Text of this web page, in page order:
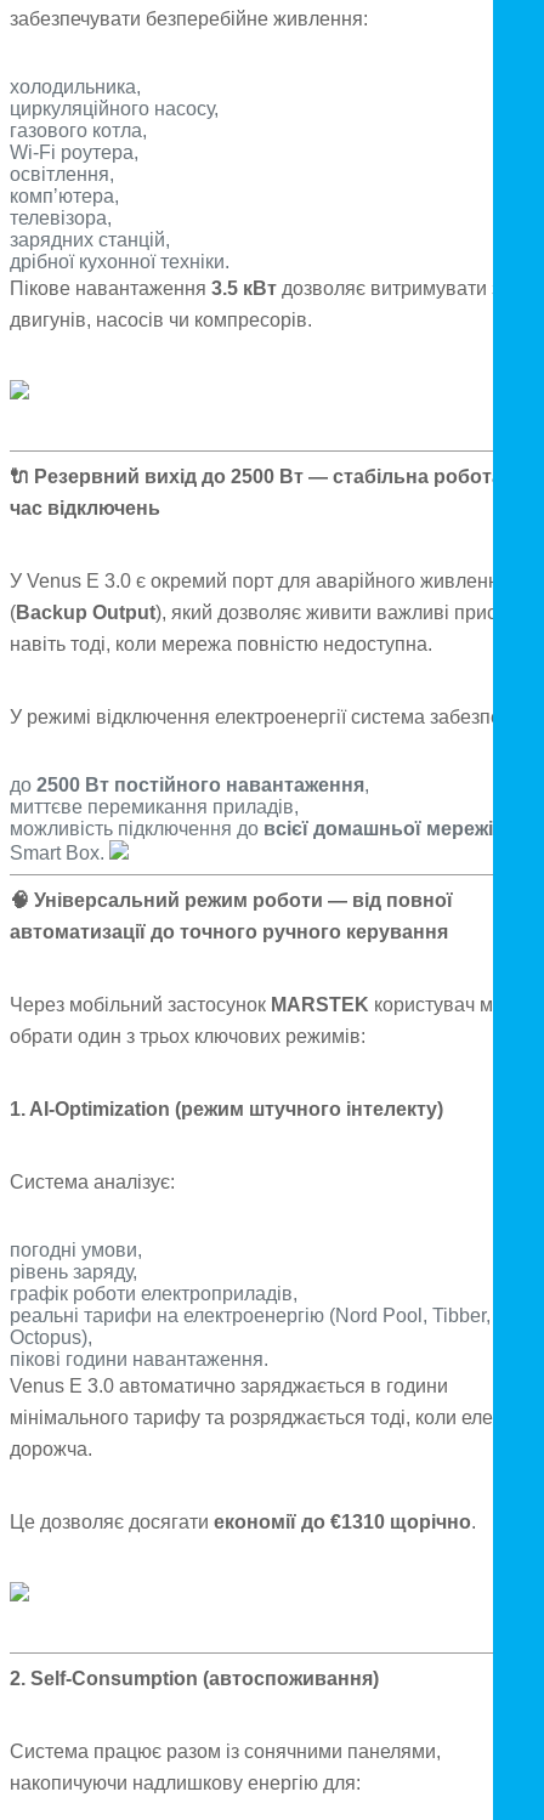
забезпечувати безперебійне живлення:
холодильника,
циркуляційного насосу,
газового котла,
Wi-Fi роутера,
освітлення,
компʼютера,
телевізора,
зарядних станцій,
дрібної кухонної техніки.
Пікове навантаження 3.5 кВт дозволяє витримувати
двигунів, насосів чи компресорів.
🔌 Резервний вихід до 2500 Вт — стабільна робота під
час відключень
У Venus E 3.0 є окремий порт для аварійного живлення
(Backup Output), який дозволяє живити важливі пристрої
навіть тоді, коли мережа повністю недоступна.
У режимі відключення електроенергії система забезпечує:
до 2500 Вт постійного навантаження,
миттєве перемикання приладів,
можливість підключення до всієї домашньої мережі
Smart Box.
🧠 Універсальний режим роботи — від повної
автоматизації до точного ручного керування
Через мобільний застосунок MARSTEK користувач може
обрати один з трьох ключових режимів:
1. AI-Optimization (режим штучного інтелекту)
Система аналізує:
погодні умови,
рівень заряду,
графік роботи електроприладів,
реальні тарифи на електроенергію (Nord Pool, Tibber,
Octopus),
пікові години навантаження.
Venus E 3.0 автоматично заряджається в години
мінімального тарифу та розряджається тоді, коли
дорожча.
Це дозволяє досягати економії до €1310 щорічно.
2. Self-Consumption (автоспоживання)
Система працює разом із сонячними панелями,
накопичуючи надлишкову енергію для: